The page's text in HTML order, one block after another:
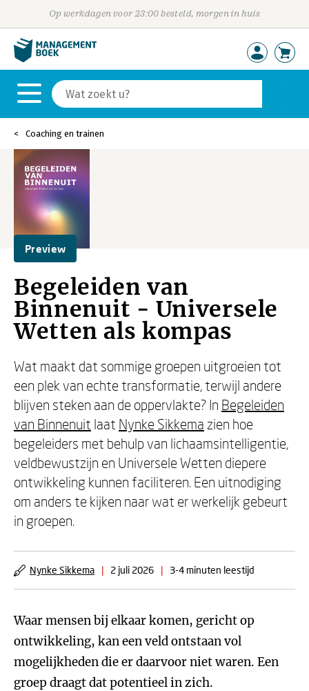
Op werkdagen voor 23:00 besteld, morgen in huis
Coaching en trainen
Preview
Begeleiden van
Binnenuit - Universele
Wetten als kompas
Wat maakt dat sommige groepen uitgroeien tot
een plek van echte transformatie, terwijl andere
blijven steken aan de oppervlakte? In Begeleiden
van Binnenuit laat Nynke Sikkema zien hoe
begeleiders met behulp van lichaamsintelligentie,
veldbewustzijn en Universele Wetten diepere
ontwikkeling kunnen faciliteren. Een uitnodiging
om anders te kijken naar wat er werkelijk gebeurt
in groepen.
Nynke Sikkema | 2 juli 2026 | 3-4 minuten leestijd
Waar mensen bij elkaar komen, gericht op
ontwikkeling, kan een veld ontstaan vol
mogelijkheden die er daarvoor niet waren. Een
groep draagt dat potentieel in zich.